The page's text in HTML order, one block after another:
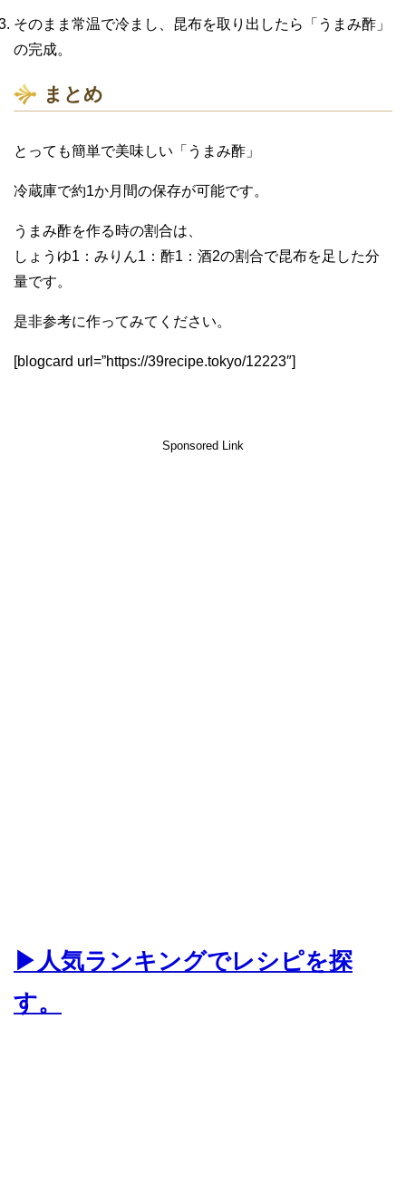
そのまま常温で冷まし、昆布を取り出したら「うまみ酢」
の完成。
まとめ
とっても簡単で美味しい「うまみ酢」
冷蔵庫で約1か月間の保存が可能です。
うまみ酢を作る時の割合は、
しょうゆ1：みりん1：酢1：酒2の割合で昆布を足した分
量です。
是非参考に作ってみてください。
[blogcard url=”https://39recipe.tokyo/12223″]
Sponsored Link
▶人気ランキングでレシピを探
す。